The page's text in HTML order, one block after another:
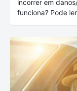
incorrer em
funciona? Pode